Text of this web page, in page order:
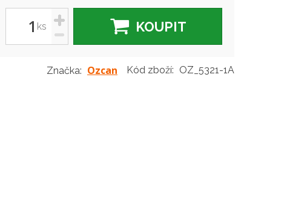
ks
+
-
KOUPIT
Značka: Ozcan Kód zboží: OZ_5321-1A